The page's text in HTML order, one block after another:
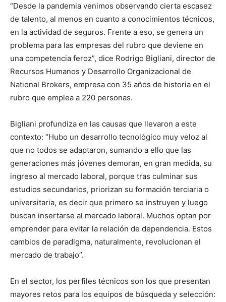
“Desde la pandemia venimos observando cierta escasez
de talento, al menos en cuanto a conocimientos técnicos,
en la actividad de seguros. Frente a eso, se genera un
problema para las empresas del rubro que deviene en
una competencia feroz”, dice Rodrigo Bigliani, director de
Recursos Humanos y Desarrollo Organizacional de
National Brokers, empresa con 35 años de historia en el
rubro que emplea a 220 personas.
Bigliani profundiza en las causas que llevaron a este
contexto: “Hubo un desarrollo tecnológico muy veloz al
que no todos se adaptaron, sumando a ello que las
generaciones más jóvenes demoran, en gran medida, su
ingreso al mercado laboral, porque tras culminar sus
estudios secundarios, priorizan su formación terciaria o
universitaria, es decir que primero se instruyen y luego
buscan insertarse al mercado laboral. Muchos optan por
emprender para evitar la relación de dependencia. Estos
cambios de paradigma, naturalmente, revolucionan el
mercado de trabajo”.
En el sector, los perfiles técnicos son los que presentan
mayores retos para los equipos de búsqueda y selección: